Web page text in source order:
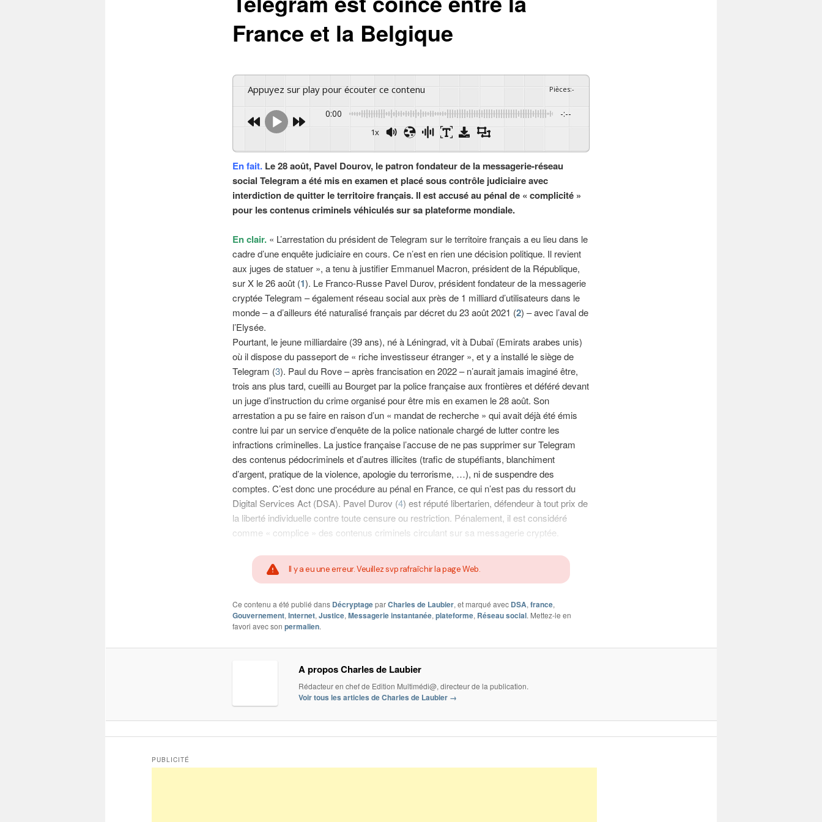
France et la Belgique
Appuyez sur play pour écouter ce contenu Pièces:-
0:00 -:--
1x
En fait.Le 28 août, Pavel Dourov, le patron fondateur de la messagerie-réseau
social Telegram a été mis en examen et placé sous contrôle judiciaire avec
interdiction de quitter le territoire français. Il est accusé au pénal de « complicité »
pour les contenus criminels véhiculés sur sa plateforme mondiale.
En clair. « L’arrestation du président de Telegram sur le territoire français a eu lieu dans le
cadre d’une enquête judiciaire en cours. Ce n’est en rien une décision politique. Il revient
aux juges de statuer », a tenu à justifier Emmanuel Macron, président de la République,
sur X le 26 août (1). Le Franco-Russe Pavel Durov, président fondateur de la messagerie
cryptée Telegram – également réseau social aux près de 1 milliard d’utilisateurs dans le
monde – a d’ailleurs été naturalisé français par décret du 23 août 2021 (2) – avec l’aval de
l’Elysée.
Pourtant, le jeune milliardaire (39 ans), né à Léningrad, vit à Dubaï (Emirats arabes unis)
où il dispose du passeport de « riche investisseur étranger », et y a installé le siège de
Telegram (3). Paul du Rove – après francisation en 2022 – n’aurait jamais imaginé être,
trois ans plus tard, cueilli au Bourget par la police française aux frontières et déféré devant
un juge d’instruction du crime organisé pour être mis en examen le 28 août. Son
arrestation a pu se faire en raison d’un « mandat de recherche » qui avait déjà été émis
contre lui par un service d’enquête de la police nationale chargé de lutter contre les
infractions criminelles. La justice française l’accuse de ne pas supprimer sur Telegram
des contenus pédocriminels et d’autres illicites (trafic de stupéfiants, blanchiment
d’argent, pratique de la violence, apologie du terrorisme, …), ni de suspendre des
comptes. C’est donc une procédure au pénal en France, ce qui n’est pas du ressort du
Digital Services Act (DSA). Pavel Durov (4) est réputé libertarien, défendeur à tout prix de
la liberté individuelle contre toute censure ou restriction. Pénalement, il est considéré
comme « complice » des contenus criminels circulant sur sa messagerie cryptée.
Il y a eu une erreur. Veuillez svp rafraîchir la page Web.
Ce contenu a été publié dans DécryptageparCharles de Laubier, et marqué avec DSA, france,
Gouvernement, Internet, Justice, Messagerie instantanée, plateforme, Réseau social. Mettez-le en
favori avec son permalien.
A propos Charles de Laubier
Rédacteur en chef de Edition Multimédi@, directeur de la publication.
Voir tous les articles de Charles de Laubier →
PUBLICITÉ